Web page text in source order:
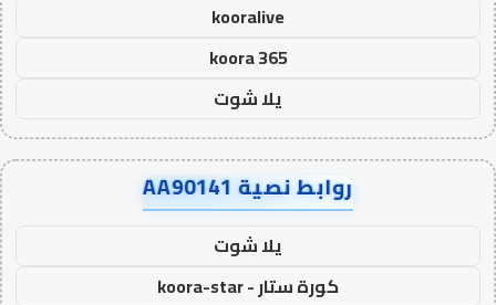
kooralive
koora 365
يلا شوت
روابط نصية AA90141
يلا شوت
كورة ستار - koora-star